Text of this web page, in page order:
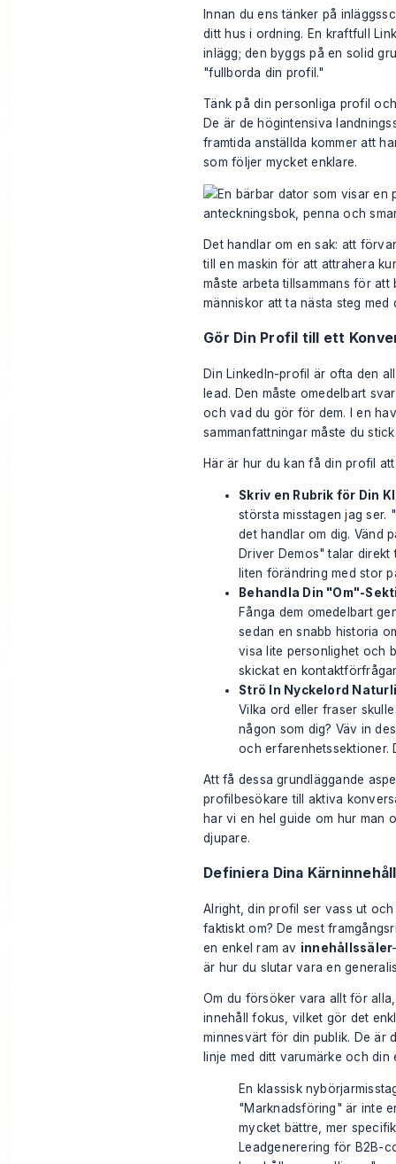
Innan du ens tänker på
ditt hus i ordning. En kraftfull
inlägg; den byggs på en solid
"fullborda din profil."
Tänk på din personliga profil
De är de högintensiva
framtida anställda kommer att
som följer mycket enklare.
Det handlar om en sak: att
till en maskin för att attrahera
måste arbeta tillsammans för
människor att ta nästa steg med
Gör Din Profil till ett
Din LinkedIn-profil är ofta den
lead. Den måste omedelbart
och vad du gör för dem. I en
sammanfattningar måste du
Här är hur du kan få din profil
Skriv en Rubrik för Din
största misstagen jag ser.
det handlar om dig. Vänd
Driver Demos" talar
liten förändring med stor
Behandla Din "Om"-
Fånga dem omedelbart
sedan en snabb historia
visa lite personlighet och
skickat en
Strö In Nyckelord
Vilka ord eller fraser
någon som dig? Väv in
och erfarenhetssektioner.
Att få dessa grundläggande
profilbesökare till aktiva
har vi en hel guide om hur man
djupare.
Definiera Dina
Alright, din profil ser vass ut
faktisktom? De mest
en enkel ram av innehållssäler
är hur du slutar vara en
Om du försöker vara allt för
innehåll fokus, vilket gör det
minnesvärt för din publik. De är
linje med ditt varumärke och din
En klassisk
"Marknadsföring" är inte
mycket bättre, mer
Leadgenerering för B2B-